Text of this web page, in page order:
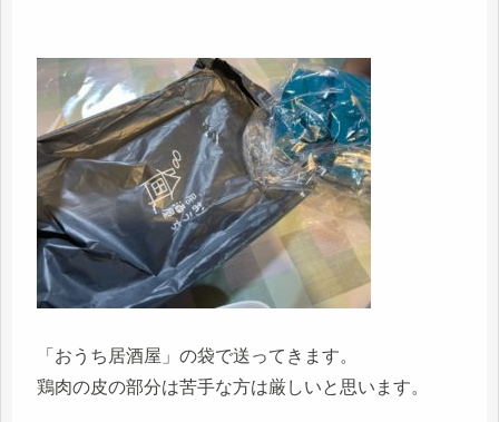
「おうち居酒屋」の袋で送ってきます。
鶏肉の皮の部分は苦手な方は厳しいと思います。